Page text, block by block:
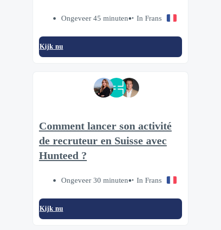
Ongeveer 45 minuten In Frans
Kijk nu
Comment lancer son activité
de recruteur en Suisse avec
Hunteed ?
Ongeveer 30 minuten In Frans
Kijk nu